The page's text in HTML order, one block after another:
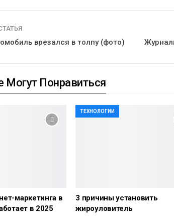
врезался в толпу (фото)
Могут Понравиться
маркетинга в
в 2025
ТЕХНОЛОГИИ
3 причины установить
жироуловитель